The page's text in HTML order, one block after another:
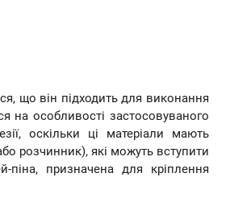
що він підходить для виконання
на особливості застосовуваного
оскільки ці матеріали мають
розчинник), які можуть вступити
призначена для кріплення